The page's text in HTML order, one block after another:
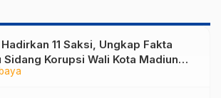
Hadirkan 11 Saksi, Ungkap Fakta
Sidang Korupsi Wali Kota Madiun
Maidi